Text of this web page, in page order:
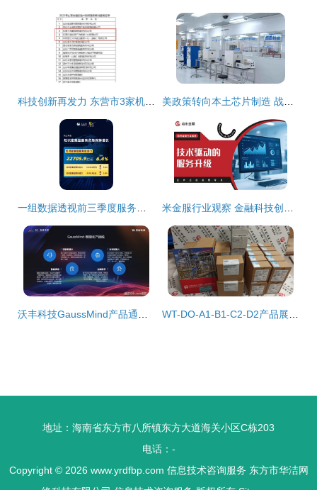
地址：海南省东方市八所镇东方大道海关小区C栋203
电话：-
Copyright © 2026 www.yrdfbp.com 信息技术咨询服务 东方市华洁网